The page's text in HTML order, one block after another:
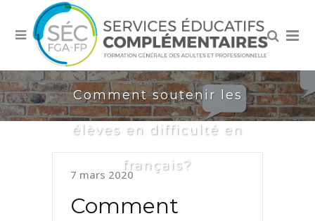
Comment soutenir les
élèves en difficulté en
français?
7 mars 2020
Comment